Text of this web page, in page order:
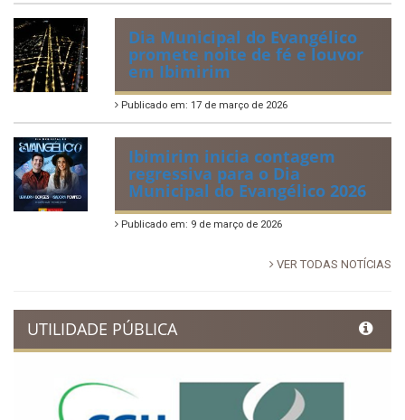
Dia Municipal do Evangélico
promete noite de fé e louvor
em Ibimirim
Publicado em: 17 de março de 2026
Ibimirim inicia contagem
regressiva para o Dia
Municipal do Evangélico 2026
Publicado em: 9 de março de 2026
VER TODAS NOTÍCIAS
UTILIDADE PÚBLICA